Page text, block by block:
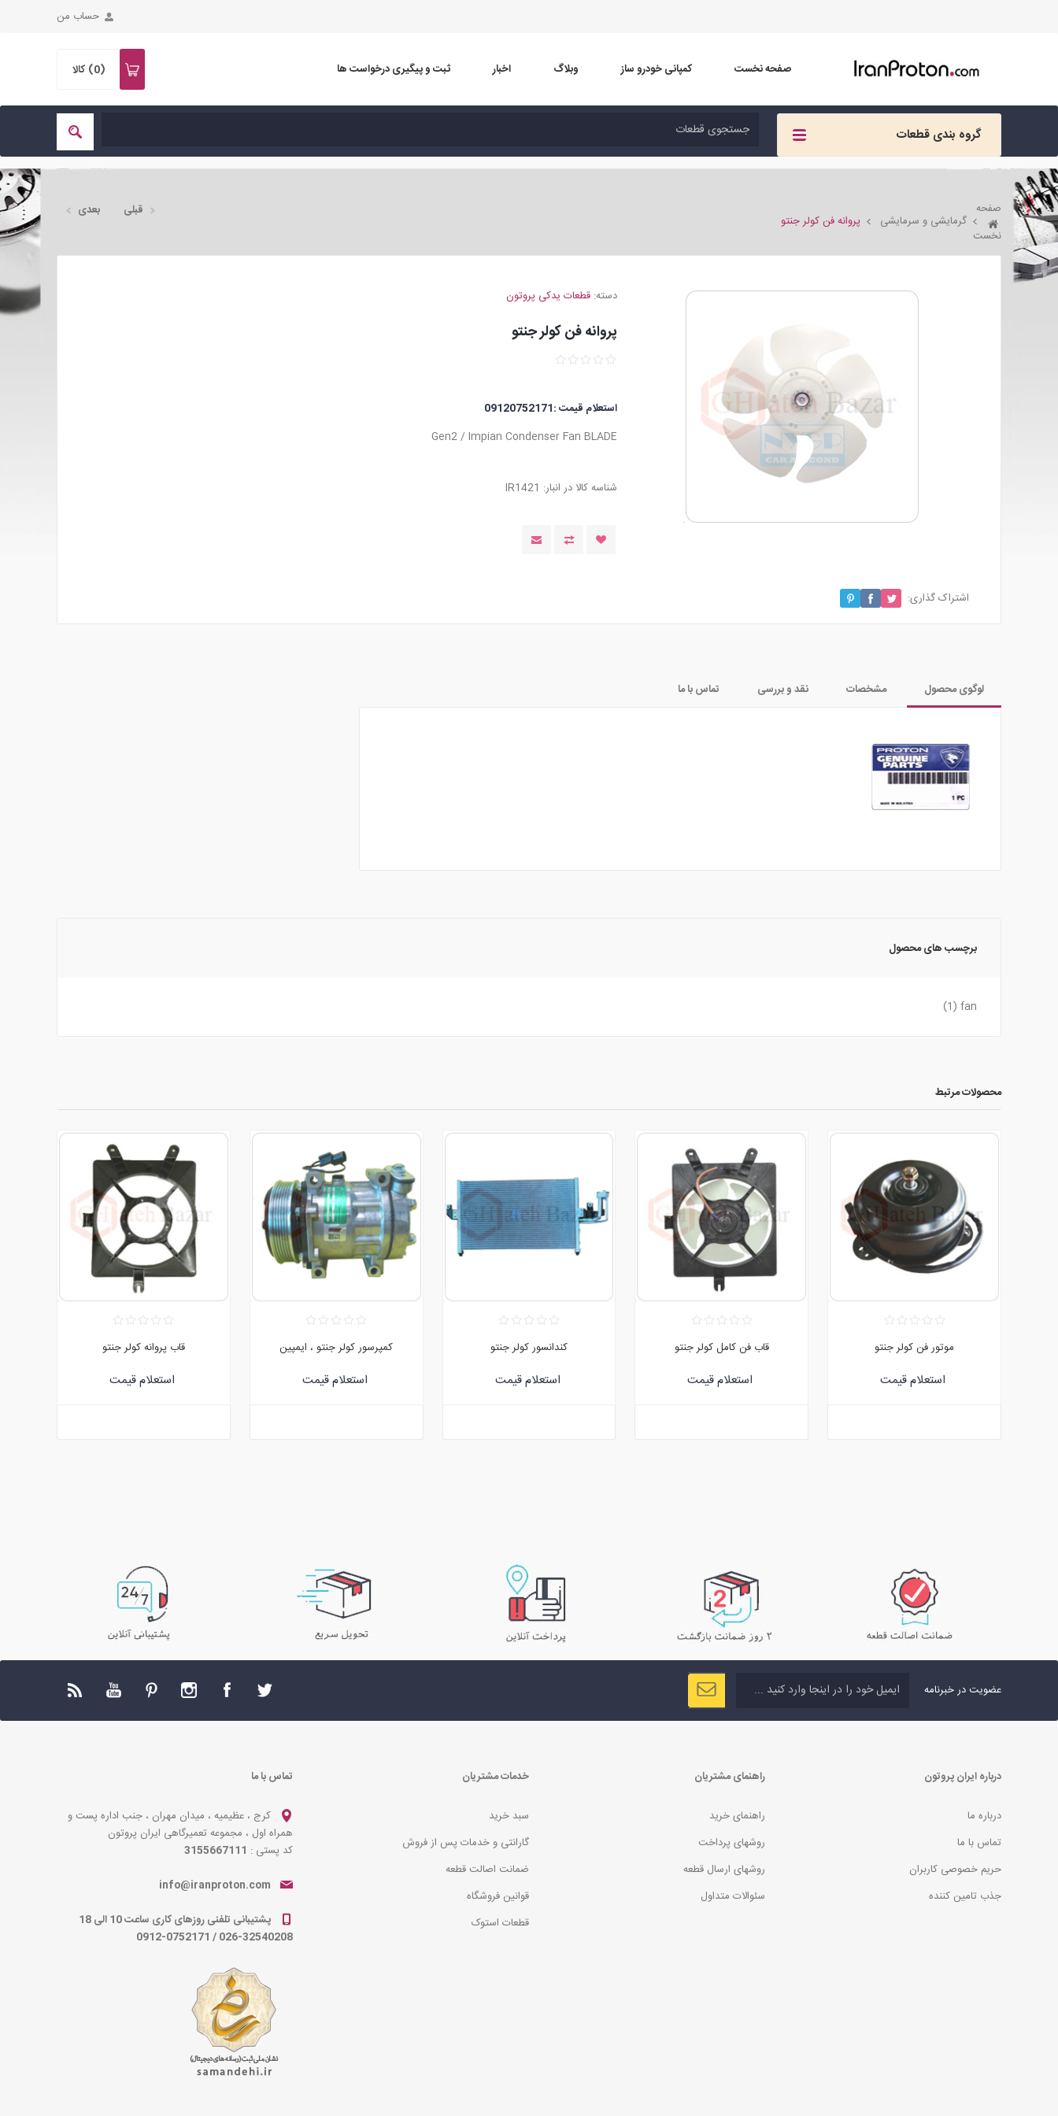
حساب من
صفحه نخست کمپانی خودرو ساز وبلاگ اخبار ثبت و پیگیری درخواست ها (0) کالا
گروه بندی قطعات
صفحه
نخست
گرمایشی و سرمایشی پروانه فن کولر جنتو
قبلی بعدی
دسته: قطعات یدکی پروتون
پروانه فن کولر جنتو
استعلام قیمت :09120752171
Gen2 / Impian Condenser Fan BLADE
شناسه کالا در انبار: IR1421
اشتراک گذاری:
لوگوی محصول مشخصات نقد و بررسی تماس با ما
برچسب های محصول
fan
(1)
محصولات مرتبط
موتور فن کولر جنتو
استعلام قیمت
قاب فن کامل کولر جنتو
استعلام قیمت
کندانسور کولر جنتو
استعلام قیمت
کمپرسور کولر جنتو ، ایمپین
استعلام قیمت
قاب پروانه کولر جنتو
استعلام قیمت
عضویت در خبرنامه
درباره ایران پروتون
درباره ما
تماس با ما
حریم خصوصی کاربران
جذب تامین کننده
راهنمای مشتریان
راهنمای خرید
روشهای پرداخت
روشهای ارسال قطعه
سئوالات متداول
خدمات مشتریان
سبد خرید
گارانتی و خدمات پس از فروش
ضمانت اصالت قطعه
قوانین فروشگاه
قطعات استوک
تماس با ما
کرج ، عظیمیه ، میدان مهران ، جنب اداره پست و
همراه اول ، مجموعه تعمیرگاهی ایران پروتون
کد پستی : 3155667111
info@iranproton.com
پشتیبانی تلفنی روزهای کاری ساعت 10 الی 18
026-32540208
/
0912-0752171